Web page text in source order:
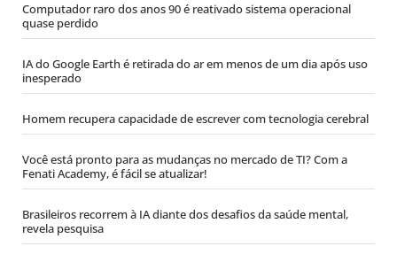
Computador raro dos anos 90 é reativado sistema operacional
quase perdido
IA do Google Earth é retirada do ar em menos de um dia após uso
inesperado
Homem recupera capacidade de escrever com tecnologia cerebral
Você está pronto para as mudanças no mercado de TI? Com a
Fenati Academy, é fácil se atualizar!
Brasileiros recorrem à IA diante dos desafios da saúde mental,
revela pesquisa